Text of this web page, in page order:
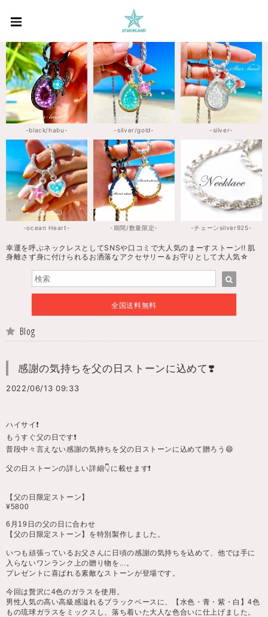
-black/habu- -silver/gold- -silver-
-ocean Heart- -期間/数量限定- -チェーンsilver925-
幸運を呼ぶネックレスとしてSNSや口コミで大人気のまーすストーン!! 肌
身離さず身に付けられるお洒落なアクセサリー＆お守りとして大人気☆
全国送料無料
Blog
感謝の気持ちを父の日ストーンに込めて❣️
2022/06/13 09:33
ハイサイ❗️
もうすぐ父の日です❗️
普段中々言えない感謝の気持ちを父の日ストーンに込めて贈ろう😄
父の日ストーンの詳しい詳細👇に載せます❗️
【父の日限定ストーン】
¥5800
6月19日の父の日に合わせ
【父の日限定ストーン】を特別製作しました。
いつも頑張っているお父さんに日頃の感謝の気持ちを込めて、他では手に
入らないワンランク上の贈り物を...。
プレゼントに喜ばれる素敵なストーンが登場です。
今回は贅沢に4色のガラスを使用。
男性人気の高い高級感溢れるブラックベースに、【水色・青・紫・白】4色
もの琉球ガラスをミックスし、落ち着いた大人な色合いに仕上げました。